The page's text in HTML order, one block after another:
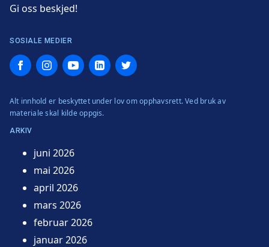
Gi oss beskjed!
SOSIALE MEDIER
FacebookInstagramYouTubeLinkedInTwitter
Alt innhold er beskyttet under lov om opphavsrett. Ved bruk av
materiale skal kilde oppgis.
ARKIV
juni 2026
mai 2026
april 2026
mars 2026
februar 2026
januar 2026